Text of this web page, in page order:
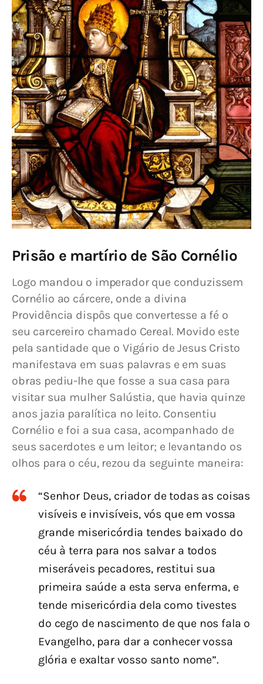
Prisão e martírio de São Cornélio
Logo mandou o imperador que conduzissem
Cornélio ao cárcere, onde a divina
Providência dispôs que convertesse a fé o
seu carcereiro chamado Cereal. Movido este
pela santidade que o Vigário de Jesus Cristo
manifestava em suas palavras e em suas
obras pediu-lhe que fosse a sua casa para
visitar sua mulher Salústia, que havia quinze
anos jazia paralítica no leito. Consentiu
Cornélio e foi a sua casa, acompanhado de
seus sacerdotes e um leitor; e levantando os
olhos para o céu, rezou da seguinte maneira:
“Senhor Deus, criador de todas as coisas
visíveis e invisíveis, vós que em vossa
grande misericórdia tendes baixado do
céu à terra para nos salvar a todos
miseráveis pecadores, restitui sua
primeira saúde a esta serva enferma, e
tende misericórdia dela como tivestes
do cego de nascimento de que nos fala o
Evangelho, para dar a conhecer vossa
glória e exaltar vosso santo nome”.